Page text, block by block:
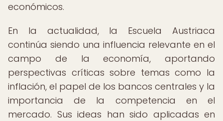
económicos.
En la actualidad, la Escuela Austriaca
continúa siendo una influencia relevante en el
campo de la economía, aportando
perspectivas críticas sobre temas como la
inflación, el papel de los bancos centrales y la
importancia de la competencia en el
mercado. Sus ideas han sido aplicadas en